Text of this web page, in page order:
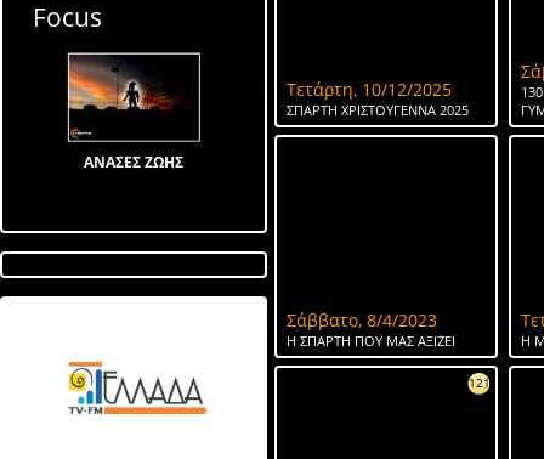
Focus
ΑΝΑΣΕΣ ΖΩΗΣ
Τετάρτη, 10/12/2025
ΣΠΑΡΤΗ ΧΡΙΣΤΟΥΓΕΝΝΑ 2025
Σάββατο, 8/4/2023
Η ΣΠΑΡΤΗ ΠΟΥ ΜΑΣ ΑΞΙΖΕΙ Η
121